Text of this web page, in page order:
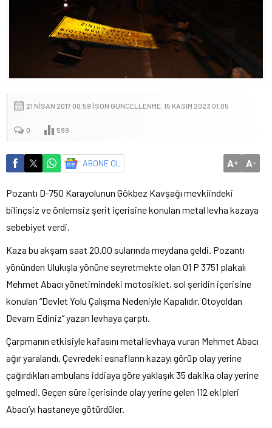
21 NISAN 2017 00:59 | SON GÜNCELLENME: 15 KASIM 2023 01:05
0 599
ABONE OL A+ A-
Pozantı D-750 Karayolunun Gökbez Kavşağı mevkiindeki
bilinçsiz ve önlemsiz şerit içerisine konulan metal levha kazaya
sebebiyet verdi.
Kaza bu akşam saat 20.00 sularında meydana geldi. Pozantı
yönünden Ulukışla yönüne seyretmekte olan 01 P 3751 plakalı
Mehmet Abacı yönetimindeki motosiklet, sol şeridin içerisine
konulan “Devlet Yolu Çalışma Nedeniyle Kapalıdır. Otoyoldan
Devam Ediniz” yazan levhaya çarptı.
Çarpmanın etkisiyle kafasını metal levhaya vuran Mehmet Abacı
ağır yaralandı. Çevredeki esnafların kazayı görüp olay yerine
çağırdıkları ambulans iddiaya göre yaklaşık 35 dakika olay yerine
gelmedi. Geçen süre içerisinde olay yerine gelen 112 ekipleri
Abacı’yı hastaneye götürdüler.